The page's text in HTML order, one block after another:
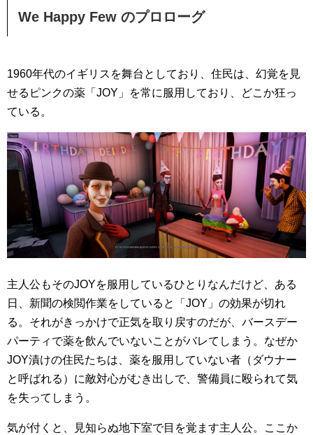
We Happy Few のプロローグ
1960年代のイギリスを舞台としており、住民は、幻覚を見
せるピンクの薬「JOY」を常に服用しており、どこか狂っ
ている。
主人公もそのJOYを服用しているひとりなんだけど、ある
日、新聞の検閲作業をしていると「JOY」の効果が切れ
る。それがきっかけで正気を取り戻すのだが、バースデー
パーティで薬を飲んでいないことがバレてしまう。なぜか
JOY漬けの住民たちは、薬を服用していない者（ダウナー
と呼ばれる）に敵対心がむき出しで、警備員に殴られて気
を失ってしまう。
気が付くと、見知らぬ地下室で目を覚ます主人公。ここか